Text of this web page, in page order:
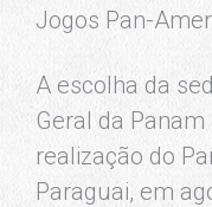
Jogos Pan-
A escolha da
Geral da
realização do
Paraguai, em